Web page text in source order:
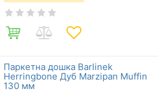
Паркетна дошка Barlinek
Herringbone Дуб Marzipan Muffin
130 мм